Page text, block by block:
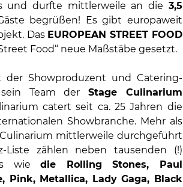
und durfte mittlerweile an die 3,5
begrüßen! Es gibt europaweit
Das EUROPEAN STREET FOOD
Food“ neue Maßstäbe gesetzt.
Showproduzent und Catering-
Team der Stage Culinarium
catert seit ca. 25 Jahren die
Showbranche. Mehr als
mittlerweile durchgeführt
Liste zählen neben tausenden (!)
wiedie Rolling Stones, Paul
Pink, Metallica, Lady Gaga, Black